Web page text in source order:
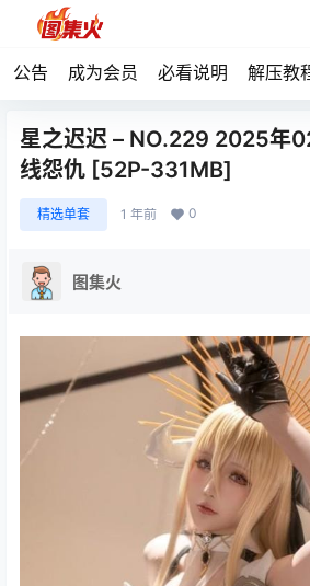
公告 成为会员 必看说明 解压教
星之迟迟 – NO.229 2025年
线怨仇 [52P-331MB]
精选单套 1 年前 0
图集火